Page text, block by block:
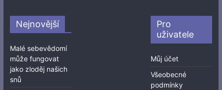
Nejnovější
Malé sebevědomí
může fungovat
jako zloděj našich
snů
Pro
uživatele
Můj účet
Všeobecné
podmínky